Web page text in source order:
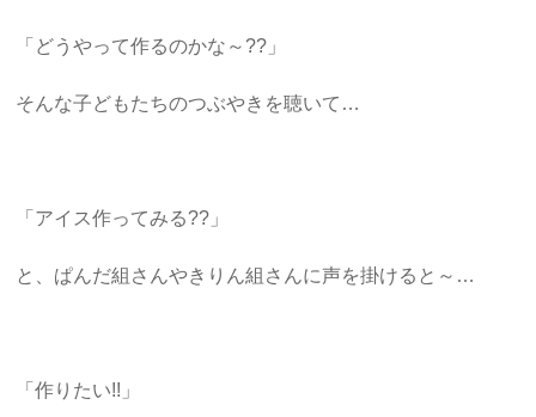
「どうやって作るのかな～??」
そんな子どもたちのつぶやきを聴いて…
「アイス作ってみる??」
と、ぱんだ組さんやきりん組さんに声を掛けると～…
「作りたい!!」